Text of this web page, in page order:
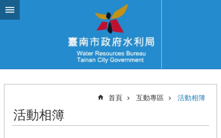
跳到主要內容區塊
首頁 互動專區 活動相簿
活動相簿